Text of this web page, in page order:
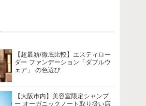
【超最新/徹底比較】エスティロー
ダー ファンデーション「ダブルウ
ェア」 の色選び
【大阪市内】美容室限定シャンプ
ー オーガニックノート取り扱い店